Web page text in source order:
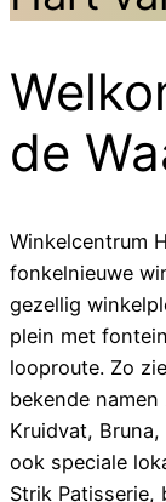
de
Winkelcentrum
fonkelnieuwe
gezellig
plein met
looproute. Zo
bekende
Kruidvat,
ook speciale
Strik Patisserie,